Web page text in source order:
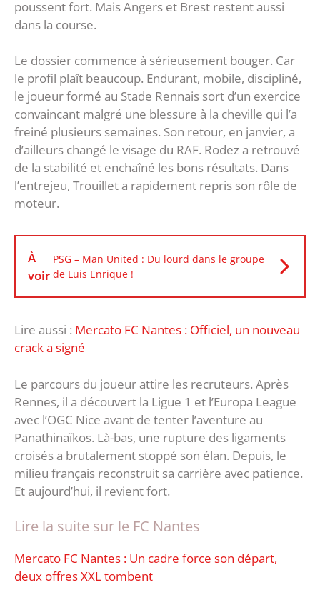
poussent fort. Mais Angers et Brest restent aussi
dans la course.
Le dossier commence à sérieusement bouger. Car
le profil plaît beaucoup. Endurant, mobile, discipliné,
le joueur formé au Stade Rennais sort d’un exercice
convaincant malgré une blessure à la cheville qui l’a
freiné plusieurs semaines. Son retour, en janvier, a
d’ailleurs changé le visage du RAF. Rodez a retrouvé
de la stabilité et enchaîné les bons résultats. Dans
l’entrejeu, Trouillet a rapidement repris son rôle de
moteur.
À
voir
PSG – Man United : Du lourd dans le groupe
de Luis Enrique !
Lire aussi : Mercato FC Nantes : Officiel, un nouveau
crack a signé
Le parcours du joueur attire les recruteurs. Après
Rennes, il a découvert la Ligue 1 et l’Europa League
avec l’OGC Nice avant de tenter l’aventure au
Panathinaïkos. Là-bas, une rupture des ligaments
croisés a brutalement stoppé son élan. Depuis, le
milieu français reconstruit sa carrière avec patience.
Et aujourd’hui, il revient fort.
Lire la suite sur le FC Nantes
Mercato FC Nantes : Un cadre force son départ,
deux offres XXL tombent